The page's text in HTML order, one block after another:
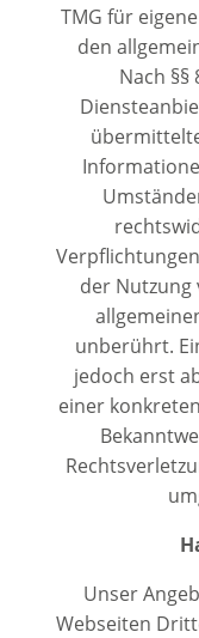
TMG für
den
Nach §§
der
unberührt.
jedoch erst
einer
Unser
Webseiten